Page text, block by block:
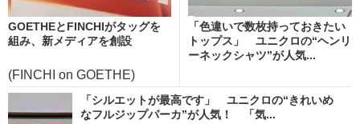
GOETHEとFINCHIがタッグを
組み、新メディアを創設
(FINCHI on GOETHE)
「色違いで数枚持っておきたい
トップス」 ユニクロの“ヘンリ
ーネックシャツ”が人気...
「シルエットが最高です」 ユニクロの“きれいめ
なフルジップパーカ”が人気！ 「気...